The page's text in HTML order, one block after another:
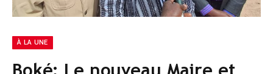
À LA UNE
Boké: Le nouveau Maire et